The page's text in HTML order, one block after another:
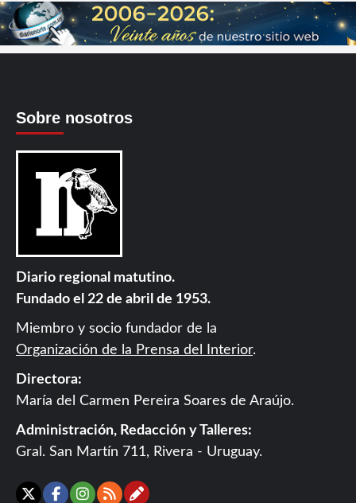
Sobre nosotros
Diario regional matutino.
Fundado el 22 de abril de 1953.
Miembro y socio fundador de la
Organización de la Prensa del Interior.
Directora:
María del Carmen Pereira Soares de Araújo.
Administración, Redacción y Talleres:
Gral. San Martín 711, Rivera - Uruguay.